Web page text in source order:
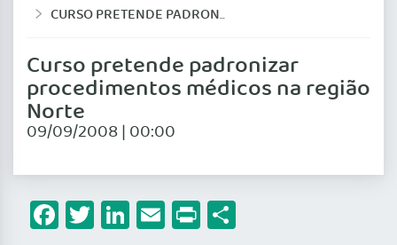
CURSO PRETENDE PADRONIZAR PROCEDIMENTOS MÉDICOS NA REGIÃO NORTE
Curso pretende padronizar
procedimentos médicos na região
Norte
09/09/2008 | 00:00
Facebook
Twitter
LinkedIn
Email
Print